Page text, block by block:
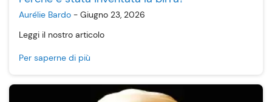
Aurélie Bardo - Giugno 23, 2026
Leggi il nostro articolo
Per saperne di più